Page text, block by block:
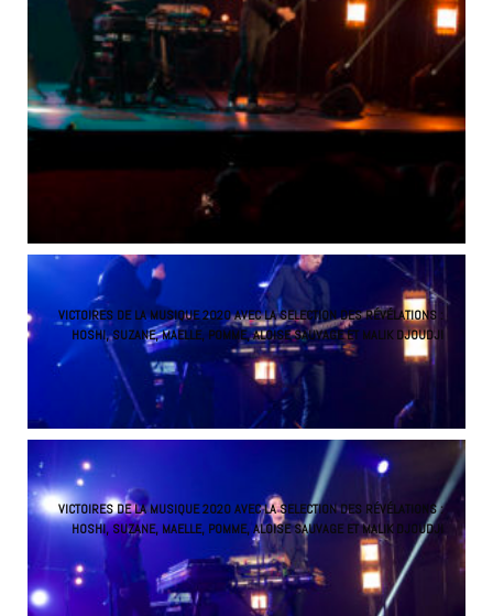
VICTOIRES DE LA MUSIQUE 2020 AVEC LA SELECTION DES RÉVÉLATIONS :
HOSHI, SUZANE, MAELLE, POMME, ALOISE SAUVAGE ET MALIK DJOUDJI
VICTOIRES DE LA MUSIQUE 2020 AVEC LA SELECTION DES RÉVÉLATIONS :
HOSHI, SUZANE, MAELLE, POMME, ALOISE SAUVAGE ET MALIK DJOUDJI